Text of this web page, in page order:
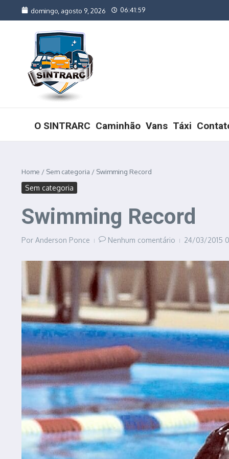
Ir para o conteúdo
domingo, agosto 9, 2026 06:41:59
O SINTRARC Caminhão Vans Táxi
Home / Sem categoria / Swimming Record
Sem categoria
Swimming Record
Por Anderson Ponce Nenhum comentário 24/03/2015